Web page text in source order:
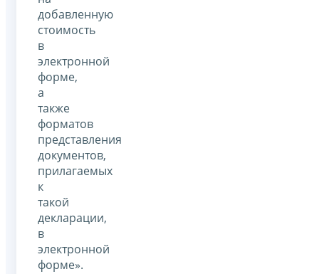
добавленную
стоимость
в
электронной
форме,
а
также
форматов
представления
документов,
прилагаемых
к
такой
декларации,
в
электронной
форме».